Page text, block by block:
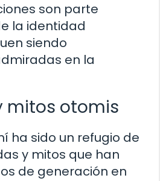
son parte
la identidad
siendo
en la
mitos otomis
ha sido un refugio de
y mitos que han
de generación en